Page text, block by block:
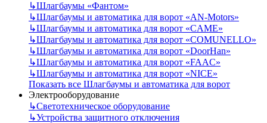
↳Шлагбаумы «Фантом»
↳Шлагбаумы и автоматика для ворот «AN-Motors»
↳Шлагбаумы и автоматика для ворот «CAME»
↳Шлагбаумы и автоматика для ворот «COMUNELLO»
↳Шлагбаумы и автоматика для ворот «DoorHan»
↳Шлагбаумы и автоматика для ворот «FAAC»
↳Шлагбаумы и автоматика для ворот «NICE»
Показать все Шлагбаумы и автоматика для ворот
Электрооборудование
↳Светотехническое оборудование
↳Устройства защитного отключения